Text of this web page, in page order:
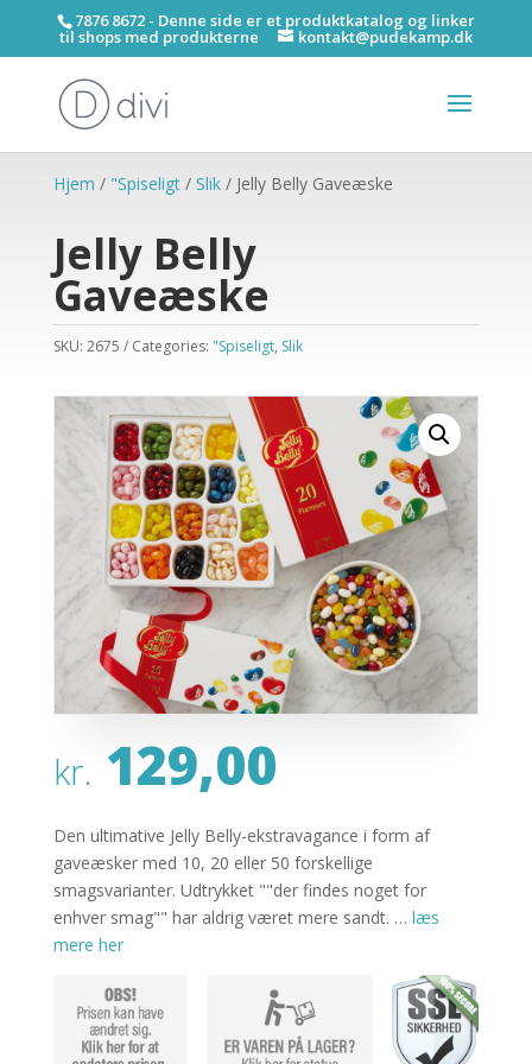
7876 8672 - Denne side er et produktkatalog og linker
til shops med produkterne kontakt@pudekamp.dk
Hjem / "Spiseligt/ Slik/ Jelly Belly Gaveæske
Jelly Belly
Gaveæske
SKU: 2675 Categories: "Spiseligt, Slik
kr. 129,00
Den ultimative Jelly Belly-ekstravagance i form af
gaveæsker med 10, 20 eller 50 forskellige
smagsvarianter. Udtrykket ""der findes noget for
enhver smag"" har aldrig været mere sandt. … læs
mere her